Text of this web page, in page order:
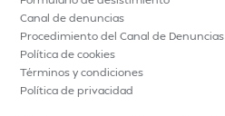
Canal de denuncias
Procedimiento del Canal de Denuncias
Política de cookies
Términos y condiciones
Política de privacidad